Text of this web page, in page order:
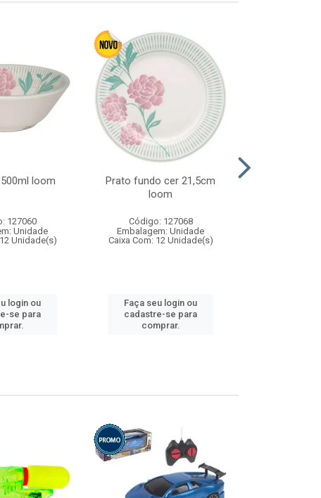
loom
127060
Unidade
Unidade(s)
login ou
se para
Prato fundo cer 21,5cm
loom
Código: 127068
Embalagem: Unidade
Caixa Com: 12 Unidade(s)
Faça seu login ou
cadastre-se para
comprar.